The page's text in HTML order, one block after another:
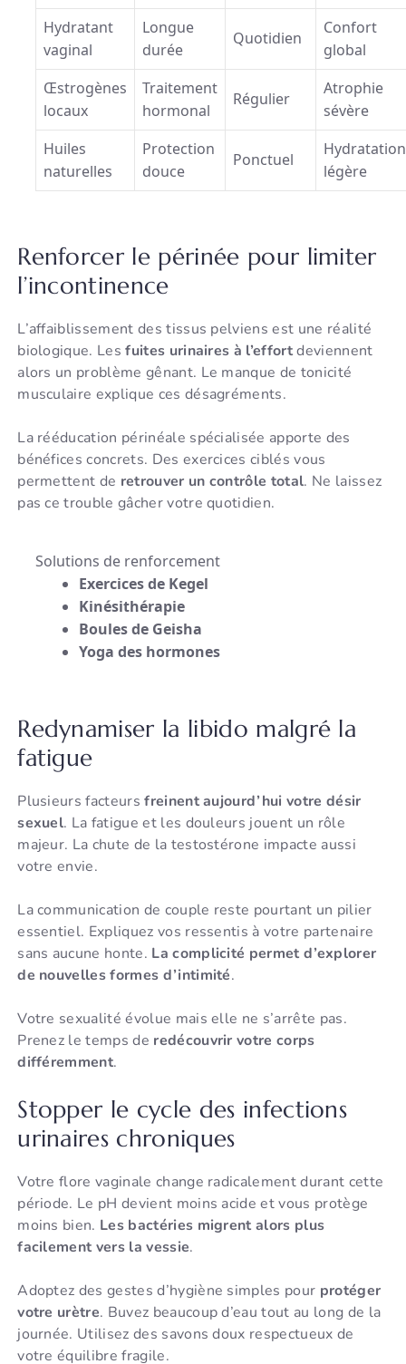
Hydratant
vaginal
Longue
durée
Quotidien
Confort
global
Œstrogènes
locaux
Traitement
hormonal
Régulier
Atrophie
sévère
Huiles
naturelles
Protection
douce
Ponctuel
Hydratation
légère
Renforcer le périnée pour limiter
l’incontinence
L’affaiblissement des tissus pelviens est une réalité
biologique. Lesfuites urinaires à l’effortdeviennent
alors un problème gênant. Le manque de tonicité
musculaire explique ces désagréments.
La rééducation périnéale spécialisée apporte des
bénéfices concrets. Des exercices ciblés vous
permettent de retrouver un contrôle total. Ne laissez
pas ce trouble gâcher votre quotidien.
Solutions de renforcement
Exercices de Kegel
Kinésithérapie
Boules de Geisha
Yoga des hormones
Redynamiser la libido malgré la
fatigue
Plusieurs facteursfreinent aujourd’hui votre désir
sexuel. La fatigue et les douleurs jouent un rôle
majeur. La chute de la testostérone impacte aussi
votre envie.
La communication de couple reste pourtant un pilier
essentiel. Expliquez vos ressentis à votre partenaire
sans aucune honte. La complicité permet d’explorer
de nouvelles formes d’intimité.
Votre sexualité évolue mais elle ne s’arrête pas.
Prenez le temps de redécouvrir votre corps
différemment.
Stopper le cycle des infections
urinaires chroniques
Votre flore vaginale change radicalement durant cette
période. Le pH devient moins acide et vous protège
moins bien. Les bactéries migrent alors plus
facilement vers la vessie.
Adoptez des gestes d’hygiène simples pour protéger
votre urètre. Buvez beaucoup d’eau tout au long de la
journée. Utilisez des savons doux respectueux de
votre équilibre fragile.